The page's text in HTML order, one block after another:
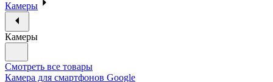
Камеры
Камеры
Смотреть все товары
Камера для смартфонов Google